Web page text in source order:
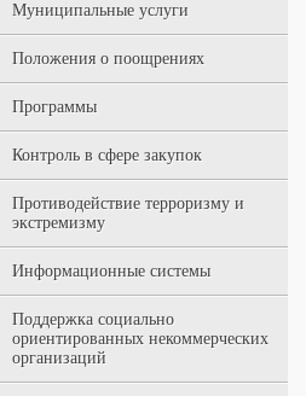
Муниципальные услуги
Положения о поощрениях
Программы
Контроль в сфере закупок
Противодействие терроризму и
экстремизму
Информационные системы
Поддержка социально
ориентированных некоммерческих
организаций